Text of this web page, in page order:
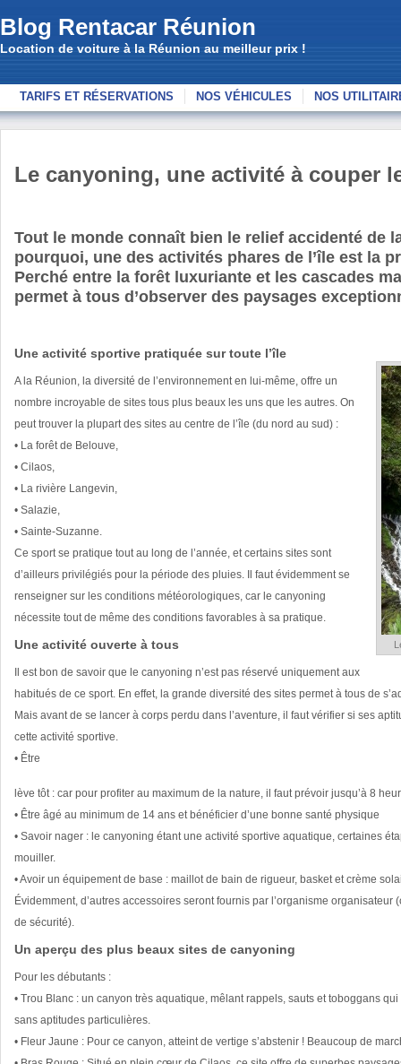
Blog Rentacar Réunion
Location de voiture à la Réunion au meilleur prix !
TARIFS ET RÉSERVATIONS NOS VÉHICULES NOS
Le canyoning, une activité à couper
Tout le monde connaît bien le relief accidenté de
pourquoi, une des activités phares de l’île est la
Perché entre la forêt luxuriante et les cascades
permet à tous d’observer des paysages
Une activité sportive pratiquée sur toute l’île
A la Réunion, la diversité de l’environnement en lui-même, offre un
nombre incroyable de sites tous plus beaux les uns que les autres. On
peut trouver la plupart des sites au centre de l’île (du nord au sud) :
• La forêt de Belouve,
• Cilaos,
• La rivière Langevin,
• Salazie,
• Sainte-Suzanne.
Ce sport se pratique tout au long de l’année, et certains sites sont
d’ailleurs privilégiés pour la période des pluies. Il faut évidemment se
renseigner sur les conditions météorologiques, car le canyoning
nécessite tout de même des conditions favorables à sa pratique.
Une activité ouverte à tous
Il est bon de savoir que le canyoning n’est pas réservé uniquement aux
habitués de ce sport. En effet, la grande diversité des sites permet à tous de
Mais avant de se lancer à corps perdu dans l’aventure, il faut vérifier si ses
cette activité sportive.
• Être
lève tôt : car pour profiter au maximum de la nature, il faut prévoir jusqu’à 8
• Être âgé au minimum de 14 ans et bénéficier d’une bonne santé physique
• Savoir nager : le canyoning étant une activité sportive aquatique, certaines
mouiller.
• Avoir un équipement de base : maillot de bain de rigueur, basket et crème
Évidemment, d’autres accessoires seront fournis par l’organisme
de sécurité).
Un aperçu des plus beaux sites de canyoning
Pour les débutants :
• Trou Blanc : un canyon très aquatique, mêlant rappels, sauts et toboggans
sans aptitudes particulières.
• Fleur Jaune : Pour ce canyon, atteint de vertige s’abstenir ! Beaucoup de